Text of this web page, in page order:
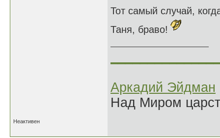
Тот самый случай,
Таня, браво!
Аркадий Эйдман
Над Миром
Неактивен